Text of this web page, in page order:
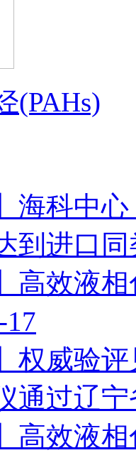
(PAHs)
海科中
到进口
高效液
17
权威验
通过辽
高效液